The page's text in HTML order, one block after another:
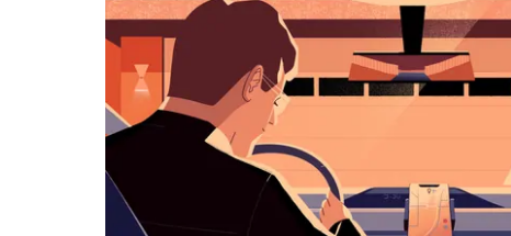
календарь,
нажмите
Esc.